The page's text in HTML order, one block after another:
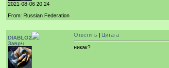
2021-08-06 20:24
From: Russian Federation
DIABLO2
Заврч
Ответить | Цитата
никак?